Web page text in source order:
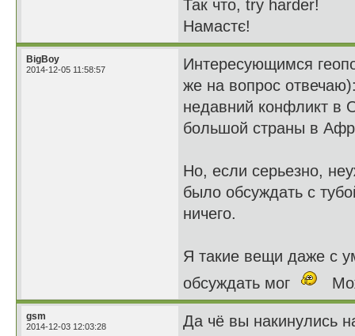
Так что, try harder!
Намастє!
BigBoy
2014-12-05 11:58:57
Интересующимся
же на вопрос
недавний конфликт в
большой страны в
Но, если серьезно,
было обсуждать с
ничего.
Я такие вещи даже с
обсуждать мог
gsm
2014-12-03 12:03:28
Да чё вы накинулись